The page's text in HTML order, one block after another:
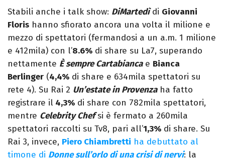
Stabili anche i talk show: DiMartedìdi Giovanni
Floris hanno sfiorato ancora una volta il milione e
mezzo di spettatori (fermandosi a un a.m. 1 milione
e 412mila) con l’8.6% di share su La7, superando
nettamente È sempre Cartabiancae Bianca
Berlinger (4,4% di share e 634mila spettatori su
rete 4). Su Rai 2 Un’estate in Provenzaha fatto
registrare il 4,3% di share con 782mila spettatori,
mentre Celebrity Chefsi è fermato a 260mila
spettatori raccolti su Tv8, pari all’1,3% di share. Su
Rai 3, invece, Piero Chiambretti ha debuttato al
timone di Donne sull’orlo di una crisi di nervi: la